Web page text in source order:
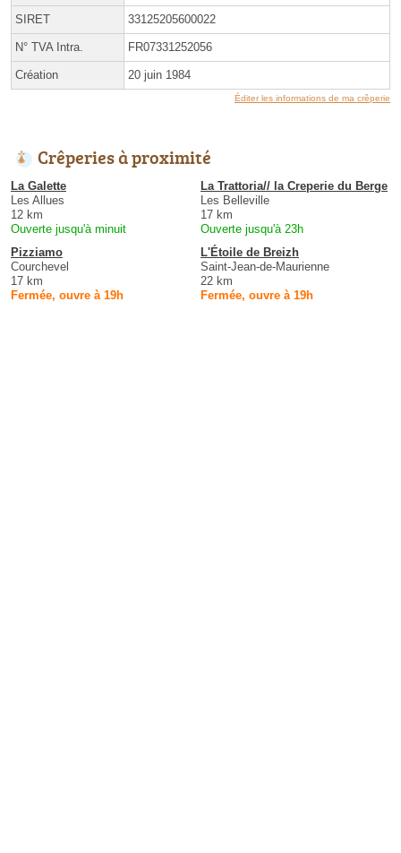
SIRET 33125205600022
N° TVA Intra. FR07331252056
Création 20 juin 1984
Éditer les informations de ma crêperie
Crêperies à proximité
La Galette
Les Allues
12 km
Ouverte jusqu'à minuit
La Trattoria// la Creperie du Berge
Les Belleville
17 km
Ouverte jusqu'à 23h
Pizziamo
Courchevel
17 km
Fermée, ouvre à 19h
L'Étoile de Breizh
Saint-Jean-de-Maurienne
22 km
Fermée, ouvre à 19h